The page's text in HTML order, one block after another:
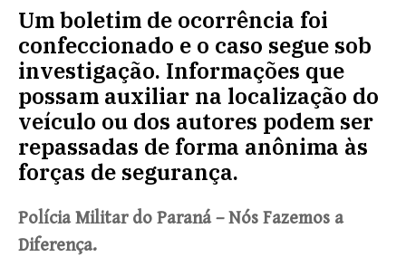
Um boletim de ocorrência foi
confeccionado e o caso segue sob
investigação. Informações que
possam auxiliar na localização do
veículo ou dos autores podem ser
repassadas de forma anônima às
forças de segurança.
Polícia Militar do Paraná – Nós Fazemos a
Diferença.